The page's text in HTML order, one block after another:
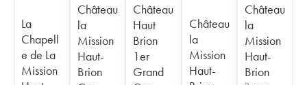
La
Chapell
e de La
Mission
Château
la
Mission
Haut-
Brion
Château
Haut
Brion
1er
Grand
Château
la
Mission
Haut-
Château
la
Mission
Haut-
Brion